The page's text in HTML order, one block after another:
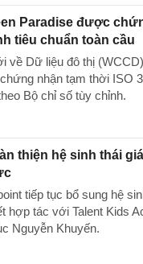
Paradise được
tiêu chuẩn toàn cầu
về Dữ liệu đô thị
nhận tạm thời ISO
Bộ chỉ số tùy chỉnh.
thiện hệ sinh thái
tiếp tục bổ sung hệ
hợp tác với Talent Kids
Nguyễn Khuyến.